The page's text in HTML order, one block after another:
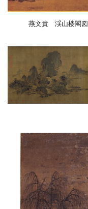
燕文貴 渓山楼閣図